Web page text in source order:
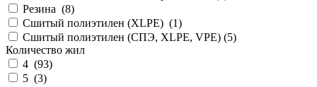
Резина (8)
Сшитый полиэтилен (XLPE) (1)
Сшитый полиэтилен (СПЭ, XLPE, VPE) (5)
Количество жил
4 (93)
5 (3)